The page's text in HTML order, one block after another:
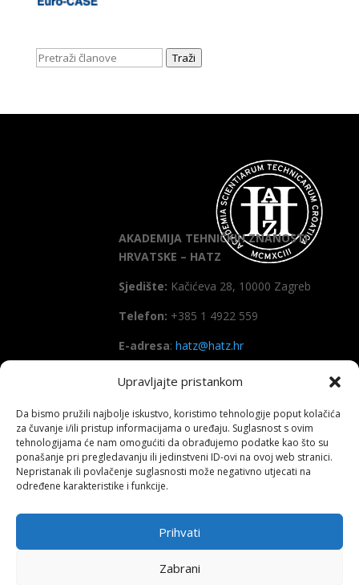
Upravljajte pristankom
Da bismo pružili najbolje iskustvo, koristimo tehnologije poput kolačića
za čuvanje i/ili pristup informacijama o uređaju. Suglasnost s ovim
tehnologijama će nam omogućiti da obrađujemo podatke kao što su
ponašanje pri pregledavanju ili jedinstveni ID-ovi na ovoj web stranici.
Nepristanak ili povlačenje suglasnosti može negativno utjecati na
određene karakteristike i funkcije.
Prihvati
Zabrani
Traži
AKADEMIJA TEHNIČKIH ZNANOSTI
HRVATSKE – HATZ
Sjedište: Kačićeva 28, 10000 Zagreb
Telefon: +385 1 4922 559
E-adresa: hatz@hatz.hr
OIB: 89465386965
IBAN HR7923600001101573628
(Zagrebačka banka d.d)
SWIFT: ZABAHR2X
Copyright All right reserved HATZ – 2026